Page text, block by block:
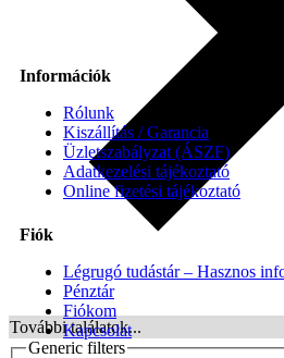
További találatok...
Generic filters
Információk
Rólunk
Kiszállítás / Garancia
Üzletszabályzat (ÁSZF)
Adatkezelési tájékoztató
Online fizetési tájékoztató
Fiók
Légrugó tudástár – Hasznos
Pénztár
Fiókom
Kapcsolat